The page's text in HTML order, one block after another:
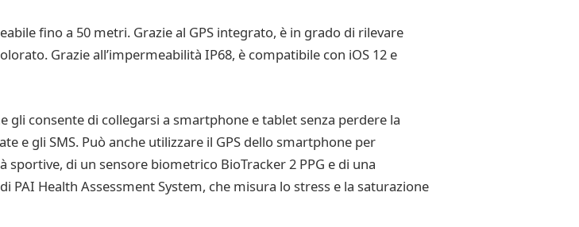
fino a 50 metri. Grazie al GPS integrato, è in grado di rilevare
Grazie all’impermeabilità IP68, è compatibile con iOS 12 e
consente di collegarsi a smartphone e tablet senza perdere la
e gli SMS. Può anche utilizzare il GPS dello smartphone per
di un sensore biometrico BioTracker 2 PPG e di una
PAI Health Assessment System, che misura lo stress e la saturazione